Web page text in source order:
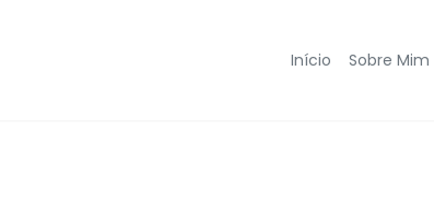
Início Sobre Mim